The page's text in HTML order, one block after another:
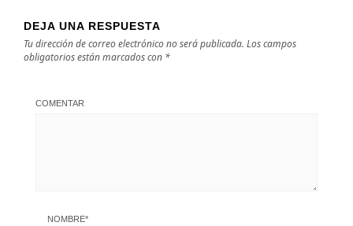
DEJA UNA RESPUESTA
Tu dirección de correo electrónico no será publicada. Los campos
obligatorios están marcados con *
COMENTAR
NOMBRE*